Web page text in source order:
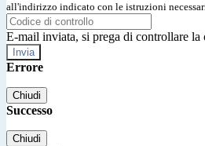
all'indirizzo indicato con le istruzioni
E-mail inviata, si prega di controllare la
Errore
Chiudi
Successo
Chiudi